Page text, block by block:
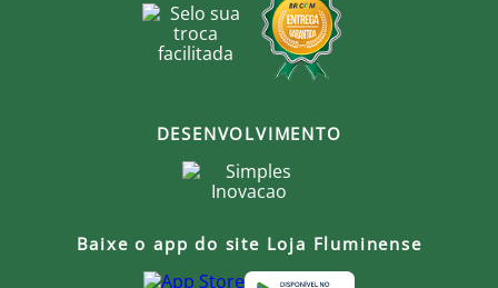
DESENVOLVIMENTO
Baixe o app do site Loja Fluminense